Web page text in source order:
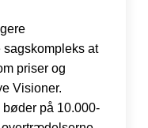
sagskompleks at
priser og
Visioner.
på 10.000-